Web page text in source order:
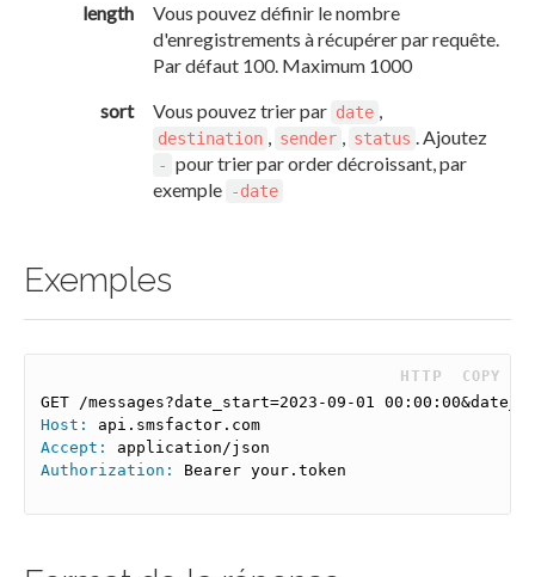
length
Vous pouvez définir le nombre
d'enregistrements à récupérer par requête.
Par défaut 100. Maximum 1000
sort
Vous pouvez trier par date ,
destination , sender , status . Ajoutez
- pour trier par order décroissant, par
exemple -date
Exemples
HTTP COPY
Host:
Accept:
Authorization:
Bearer your.token